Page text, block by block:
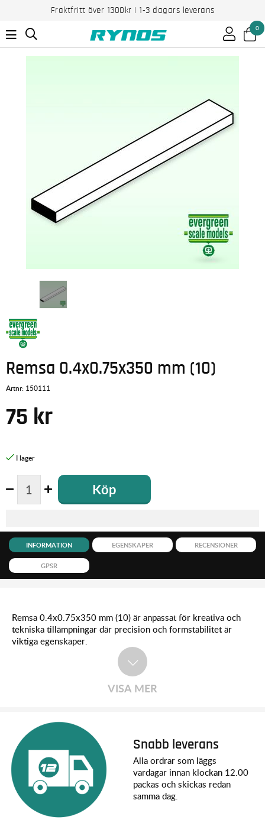
Fraktfritt över 1300kr | 1-3 dagars leverans
0
Remsa 0.4x0.75x350 mm (10)
Artnr: 150111
75 kr
Köp
INFORMATION EGENSKAPER RECENSIONER
GPSR
Remsa 0.4x0.75x350 mm (10) är anpassat för kreativa och
tekniska tillämpningar där precision och formstabilitet är
viktiga egenskaper.
VISA MER
Snabb leverans
Alla ordrar som läggs
vardagar innan klockan 12.00
packas och skickas redan
samma dag.